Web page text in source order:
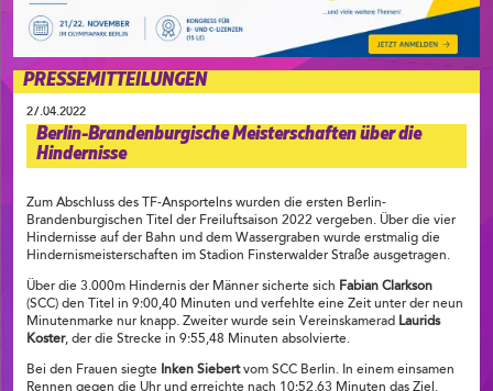
PRESSEMITTEILUNGEN
27.04.2022
Berlin-Brandenburgische Meisterschaften über die
Hindernisse
Zum Abschluss des TF-Ansportelns wurden die ersten Berlin-
Brandenburgischen Titel der Freiluftsaison 2022 vergeben. Über die vier
Hindernisse auf der Bahn und dem Wassergraben wurde erstmalig die
Hindernismeisterschaften im Stadion Finsterwalder Straße ausgetragen.
Über die 3.000m Hindernis der Männer sicherte sich Fabian Clarkson
(SCC) den Titel in 9:00,40 Minuten und verfehlte eine Zeit unter der neun
Minutenmarke nur knapp. Zweiter wurde sein Vereinskamerad Laurids
Koster, der die Strecke in 9:55,48 Minuten absolvierte.
Bei den Frauen siegte Inken Siebertvom SCC Berlin. In einem einsamen
Rennen gegen die Uhr und erreichte nach 10:52,63 Minuten das Ziel.